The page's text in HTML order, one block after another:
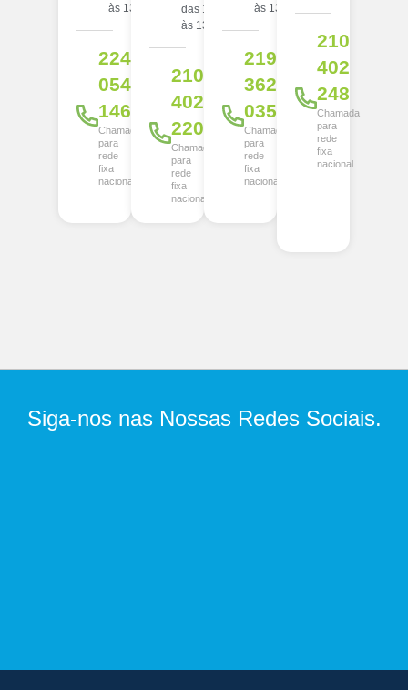
às 13h
224
054
146
Chamada
para
rede
fixa
nacional
das 10h
às 13h
210
402
220
Chamada
para
rede
fixa
nacional
às 13h
219
362
035
Chamada
para
rede
fixa
nacional
210
402
248
Chamada
para
rede
fixa
nacional
Siga-nos nas Nossas Redes Sociais.